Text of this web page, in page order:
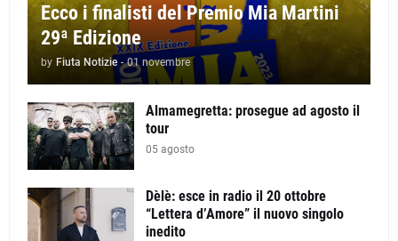
Ecco i finalisti del Premio Mia Martini
29ª Edizione
by Fiuta Notizie - 01 novembre
Almamegretta: prosegue ad agosto il
tour
05 agosto
Dèlè: esce in radio il 20 ottobre
“Lettera d’Amore” il nuovo singolo
inedito